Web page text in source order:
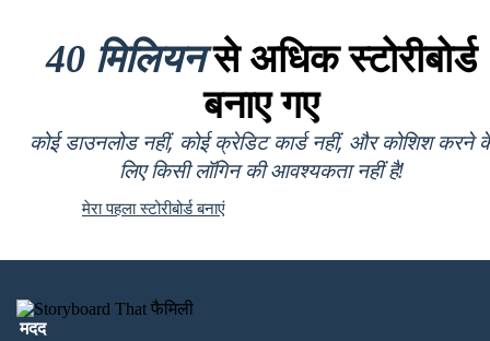
40 मिलियनसे अधिक स्टोरीबोर्ड
बनाए गए
कोई डाउनलोड नहीं, कोई क्रेडिट कार्ड नहीं, और कोशिश करने
लिए किसी लॉगिन की आवश्यकता नहीं है!
मेरा पहला स्टोरीबोर्ड बनाएं
मदद